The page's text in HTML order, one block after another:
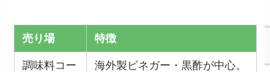
売り場 特徴
調味料コー 海外製ビネガー・黒酢が中心。